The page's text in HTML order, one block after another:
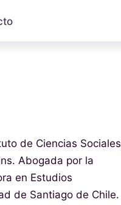
de Ciencias Sociales
Abogada por la
en Estudios
de Santiago de Chile.